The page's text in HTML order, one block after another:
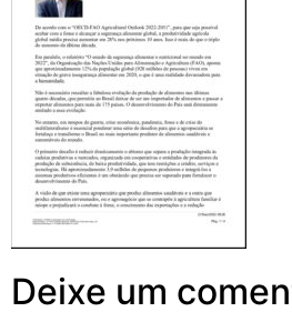
Deixe um